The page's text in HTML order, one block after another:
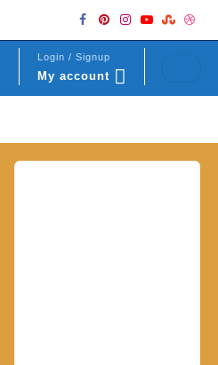
Login / Signup
My account